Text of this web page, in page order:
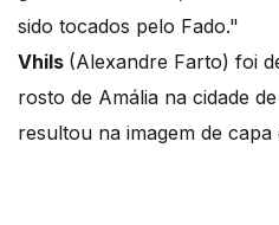
sido tocados pelo Fado."
Vhils (Alexandre Farto) foi
rosto de Amália na cidade
resultou na imagem de capa